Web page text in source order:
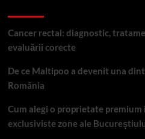
Cancer rectal: diagnostic,
evaluării corecte
De ce Maltipoo a devenit una
România
Cum alegi o proprietate
exclusiviste zone ale